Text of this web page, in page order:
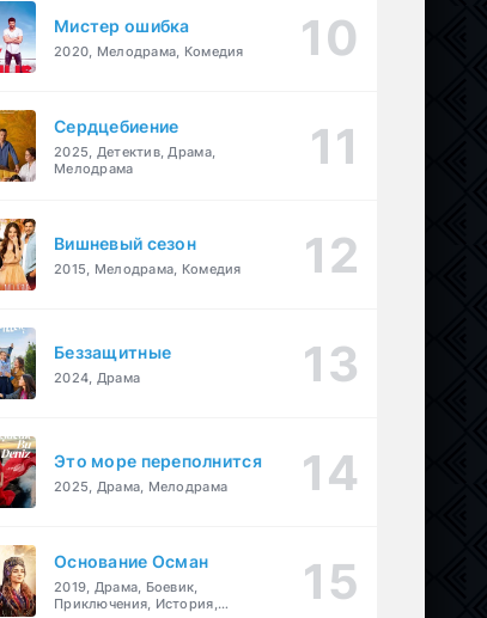
Мистер ошибка
2020, Мелодрама, Комедия
Сердцебиение
2025, Детектив, Драма,
Мелодрама
Вишневый сезон
2015, Мелодрама, Комедия
Беззащитные
2024, Драма
Это море переполнится
2025, Драма, Мелодрама
Основание Осман
2019, Драма, Боевик,
Приключения, История,